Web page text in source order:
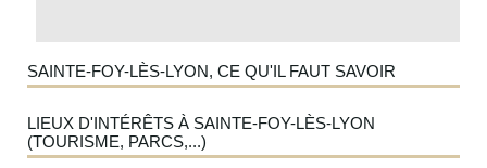
SAINTE-FOY-LÈS-LYON, CE QU'IL FAUT SAVOIR
LIEUX D'INTÉRÊTS À SAINTE-FOY-LÈS-LYON
(TOURISME, PARCS,...)